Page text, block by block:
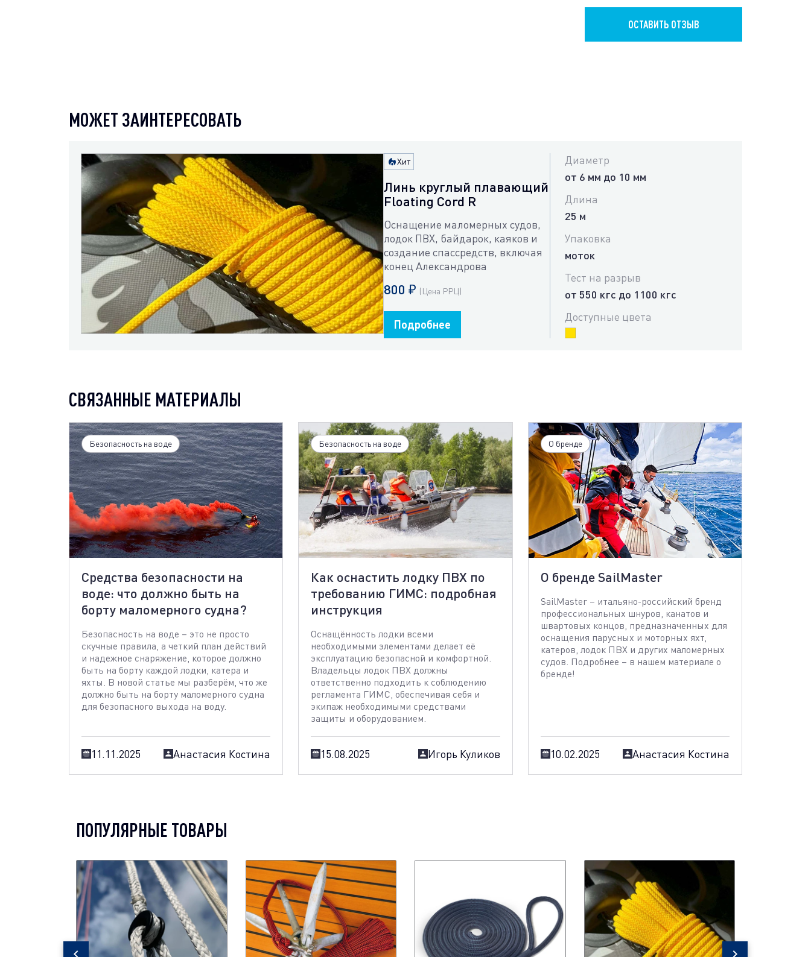
ОСТАВИТЬ ОТЗЫВ
МОЖЕТ ЗАИНТЕРЕСОВАТЬ
Хит
Линь круглый плавающий
Floating Cord R
Оснащение маломерных судов,
лодок ПВХ, байдарок, каяков и
создание спассредств, включая
конец Александрова
800 ₽ (Цена РРЦ)
Подробнее
Диаметр
от 6 мм до 10 мм
Длина
25 м
Упаковка
моток
Тест на разрыв
от 550 кгс до 1100 кгс
Доступные цвета
СВЯЗАННЫЕ МАТЕРИАЛЫ
Безопасность на воде
Средства безопасности на
воде: что должно быть на
борту маломерного судна?
Безопасность на воде – это не просто
скучные правила, а четкий план действий
и надежное снаряжение, которое должно
быть на борту каждой лодки, катера и
яхты. В новой статье мы разберём, что же
должно быть на борту маломерного судна
для безопасного выхода на воду.
11.11.2025 Анастасия Костина
Безопасность на воде
Как оснастить лодку ПВХ по
требованию ГИМС: подробная
инструкция
Оснащённость лодки всеми
необходимыми элементами делает её
эксплуатацию безопасной и комфортной.
Владельцы лодок ПВХ должны
ответственно подходить к соблюдению
регламента ГИМС, обеспечивая себя и
экипаж необходимыми средствами
защиты и оборудованием.
15.08.2025 Игорь Куликов
О бренде
О бренде SailMaster
SailMaster – итальяно-российский бренд
профессиональных шнуров, канатов и
швартовых концов, предназначенных для
оснащения парусных и моторных яхт,
катеров, лодок ПВХ и других маломерных
судов. Подробнее – в нашем материале о
бренде!
10.02.2025 Анастасия Костина
ПОПУЛЯРНЫЕ ТОВАРЫ